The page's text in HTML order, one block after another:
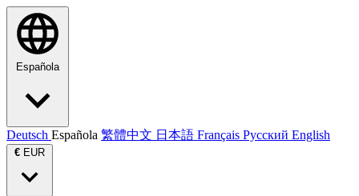
Española
Deutsch Española 繁體中文 日本語 Français Русский English
€ EUR